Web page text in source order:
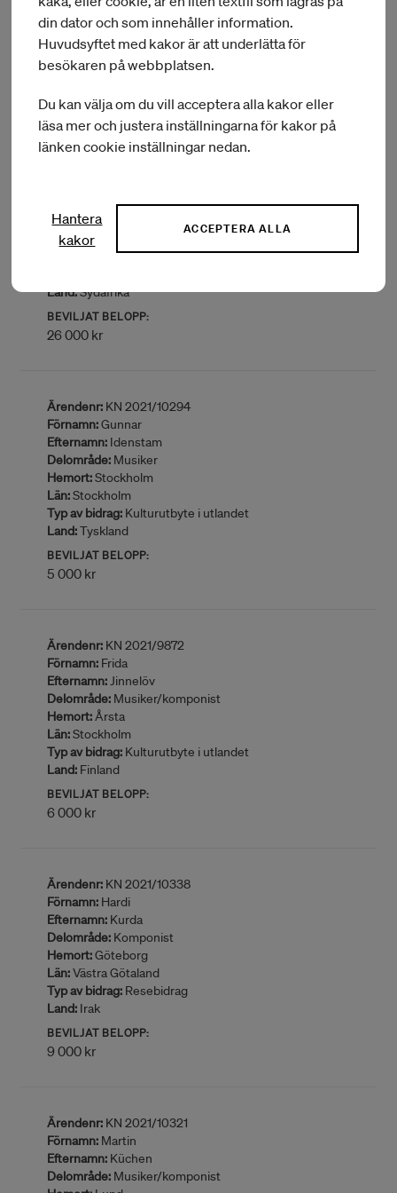
Län:Stockholm
Typ av bidrag:
Kulturutbyte i utlandet
Land:Jamaica
BEVILJAT BELOPP:
21 000 kr
Hermansson
Delområde:
Hemort:Malmköping
Södermanland
Land:Sydafrika
BEVILJAT BELOPP:
26 000 kr
Ärendenr: KN 2021/10294
Förnamn:Gunnar
Efternamn: Idenstam
Delområde: Musiker
Hemort:Stockholm
Län:Stockholm
Typ av bidrag: Kulturutbyte i utlandet
Land:Tyskland
BEVILJAT BELOPP:
5 000 kr
Ärendenr: KN 2021/9872
Förnamn: Frida
Efternamn:Jinnelöv
Delområde: Musiker/komponist
Hemort:Årsta
Län:Stockholm
Typ av bidrag: Kulturutbyte i utlandet
Land: Finland
BEVILJAT BELOPP:
6 000 kr
Ärendenr: KN 2021/10338
Förnamn: Hardi
Efternamn: Kurda
Delområde: Komponist
Hemort:Göteborg
Län:Västra Götaland
Typ av bidrag: Resebidrag
Land: Irak
BEVILJAT BELOPP:
9 000 kr
Ärendenr: KN 2021/10321
Förnamn: Martin
Efternamn: Küchen
Delområde: Musiker/komponist
din dator och som innehåller information.
Huvudsyftet med kakor är att underlätta för
besökaren på webbplatsen.
Du kan välja om du vill acceptera alla kakor eller
läsa mer och justera inställningarna för kakor på
länken cookie inställningar nedan.
Hantera
kakor
ACCEPTERA ALLA